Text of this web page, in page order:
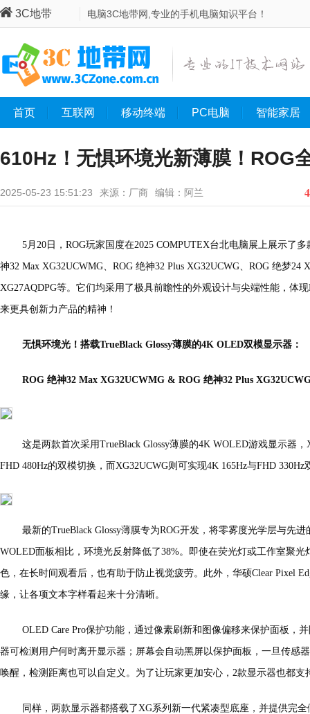
3C地带 电脑3C地带网,专业的手机电脑知识平台！
首页 互联网 移动终端 PC电脑 智能家居
610Hz！无惧环境光新薄膜！ROG
2025台北电脑展
2025-05-23 15:51:23 来源：厂商 编辑：阿兰
5月20日，ROG玩家国度在2025 COMPUTEX台北电脑展上展示了
神32 Max XG32UCWMG、ROG 绝神32 Plus XG32UCWG、ROG 绝梦24
XG27AQDPG等。它们均采用了极具前瞻性的外观设计与尖端性能，体
来更具创新力产品的精神！
无惧环境光！搭载TrueBlack Glossy薄膜的4K OLED双模显示器：
ROG 绝神32 Max XG32UCWMG & ROG 绝神32 Plus
这是两款首次采用TrueBlack Glossy薄膜的4K WOLED游戏显示器
FHD 480Hz的双模切换，而XG32UCWG则可实现4K 165Hz与FHD 330Hz
最新的TrueBlack Glossy薄膜专为ROG开发，将零雾度光学层与先
WOLED面板相比，环境光反射降低了38%。即使在荧光灯或工作室聚
色，在长时间观看后，也有助于防止视觉疲劳。此外，华硕Clear Pixel
缘，让各项文本字样看起来十分清晰。
OLED Care Pro保护功能，通过像素刷新和图像偏移来保护面板，
器可检测用户何时离开显示器；屏幕会自动黑屏以保护面板，一旦传感
唤醒，检测距离也可以自定义。为了让玩家更加安心，2款显示器也都支
同样，两款显示器都搭载了XG系列新一代紧凑型底座，并提供完